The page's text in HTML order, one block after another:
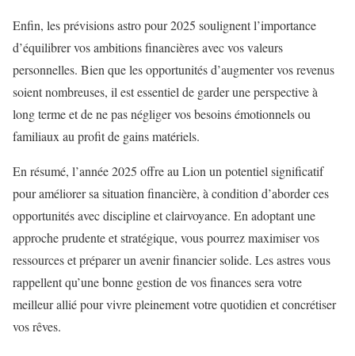
Enfin, les prévisions astro pour 2025 soulignent l’importance
d’équilibrer vos ambitions financières avec vos valeurs
personnelles. Bien que les opportunités d’augmenter vos revenus
soient nombreuses, il est essentiel de garder une perspective à
long terme et de ne pas négliger vos besoins émotionnels ou
familiaux au profit de gains matériels.
En résumé, l’année 2025 offre au Lion un potentiel significatif
pour améliorer sa situation financière, à condition d’aborder ces
opportunités avec discipline et clairvoyance. En adoptant une
approche prudente et stratégique, vous pourrez maximiser vos
ressources et préparer un avenir financier solide. Les astres vous
rappellent qu’une bonne gestion de vos finances sera votre
meilleur allié pour vivre pleinement votre quotidien et concrétiser
vos rêves.